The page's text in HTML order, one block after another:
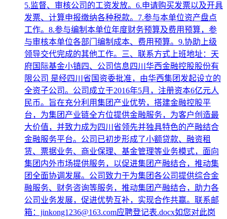
5.监督、审核公司的工资发放。6.申请购买发票以及开具
发票、计算申报缴纳各种税款。7.参与本单位资产盘点
工作。8.参与编制本单位年度财务预算及费用预算，参
与审核本单位各部门编制成本、费用预算。9.协助上级
领导交代完成的其他工作。三、联系方式上班地址：天
府国际基金小镇四、公司信息四川华西金融控股股份有
限公司 是经四川省国资委批准，由华西集团发起设立的
全资子公司。公司成立于2016年5月，注册资本6亿元人
民币。旨在充分利用集团产业优势，搭建金融控股平
台，为集团产业链全方位提供金融服务，为客户创造最
大价值，并致力成为四川省领先并独具特色的产融结合
金融服务平台。公司已初步形成了小额贷款、融资租
赁、票据业务、商业保理、基金管理等业务模式，面向
集团内外市场提供服务，以促进集团产融结合，推动集
团全面协调发展。公司致力于为集团各公司提供综合金
融服务、财务咨询等服务，推动集团产融结合，助力各
公司业务发展，促进优势互补，实现合作共赢。联系邮
箱：jinkong1236@163.com应聘登记表.docx如您对此岗